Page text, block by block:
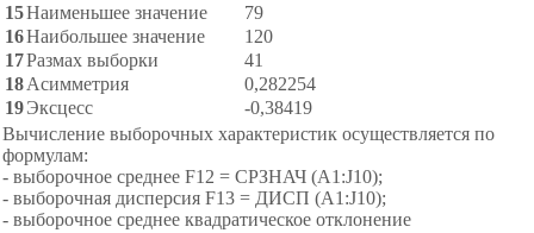
15Наименьшее значение
79
16Наибольшее значение
120
17Размах выборки
41
18Асимметрия
0,282254
19Эксцесс
-0,38419
Вычисление выборочных характеристик осуществляется по
формулам:
- выборочное среднее F12 = СРЗНАЧ (A1:J10);
- выборочная дисперсия F13 = ДИСП (A1:J10);
- выборочное среднее квадратическое отклонение